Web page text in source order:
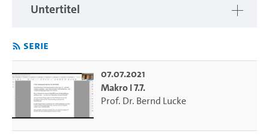
Untertitel
Serie
07.07.2021
Makro I 7.7.
Prof. Dr. Bernd Lucke